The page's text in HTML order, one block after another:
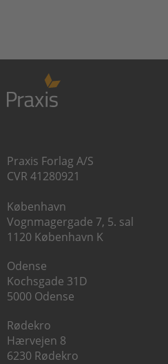
Praxis Forlag A/S
CVR 41280921
København
Vognmagergade 7, 5. sal
1120 København K
Odense
Kochsgade 31D
5000 Odense
Rødekro
Hærvejen 8
6230 Rødekro